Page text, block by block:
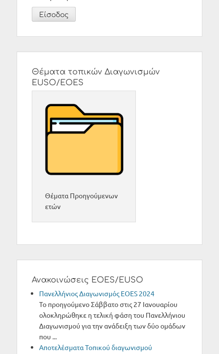
Θέματα τοπικών Διαγωνισμών
EUSO/EOES
Θέματα Προηγούμενων
ετών
Ανακοινώσεις EOES/EUSO
Πανελλήνιος Διαγωνισμός ΕΟΕS 2024
Το προηγούμενο Σάββατο στις 27 Ιανουαρίου
ολοκληρώθηκε η τελική φάση του Πανελλήνιου
Διαγωνισμού για την ανάδειξη των δύο ομάδων
που ...
Αποτελέσματα Τοπικού διαγωνισμού